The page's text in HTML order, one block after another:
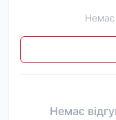
Немає
Немає